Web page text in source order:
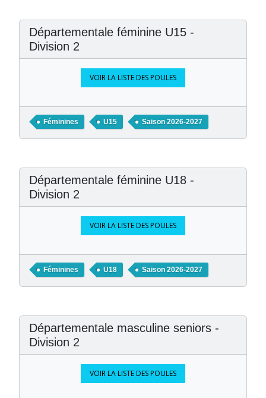
Départementale féminine U15 -
Division 2
VOIR LA LISTE DES POULES
Féminines U15 Saison 2026-2027
Départementale féminine U18 -
Division 2
VOIR LA LISTE DES POULES
Féminines U18 Saison 2026-2027
Départementale masculine seniors -
Division 2
VOIR LA LISTE DES POULES